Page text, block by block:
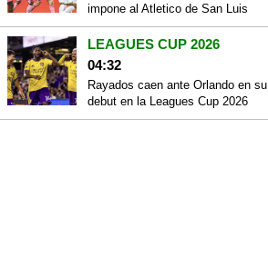
impone al Atletico de San Luis
LEAGUES CUP 2026
04:32
Rayados caen ante Orlando en su
debut en la Leagues Cup 2026